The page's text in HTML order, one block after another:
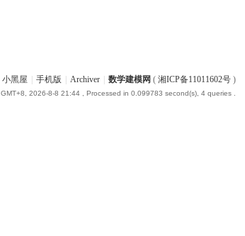
小黑屋 手机版 Archiver 数学建模网 ( 湘ICP备11011602号)
GMT+8, 2026-8-8 21:44, Processed in 0.099783 second(s), 4 queries .